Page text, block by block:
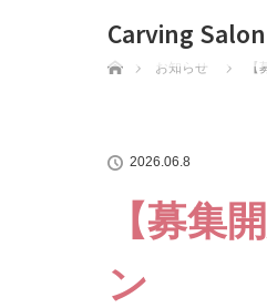
Carving
ホーム
お知らせ
2026.06.8
【募集
ン